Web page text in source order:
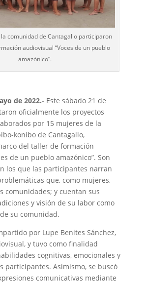
comunidad de Cantagallo participaron
audiovisual “Voces de un pueblo
amazónico”.
de 2022.- Este sábado 21 de
oficialmente los proyectos
por 15 mujeres de la
konibo de Cantagallo,
del taller de formación
de un pueblo amazónico”. Son
los que las participantes narran
que, como mujeres,
comunidades; y cuentan sus
y visión de su labor como
su comunidad.
por Lupe Benites Sánchez,
y tuvo como finalidad
cognitivas, emocionales y
participantes. Asimismo, se buscó
comunicativas mediante